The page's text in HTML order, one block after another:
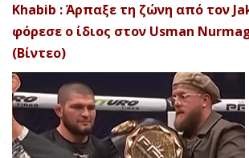
Khabib : Άρπαξε τη ζώνη από τον
φόρεσε ο ίδιος στον Usman
(Βίντεο)